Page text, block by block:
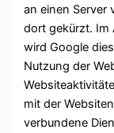
an einen Server
dort gekürzt. Im
wird Google
Nutzung der
mit der
verbundene